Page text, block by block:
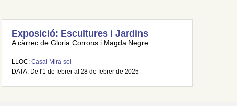
Exposició: Escultures i Jardins
A càrrec de Gloria Corrons i Magda Negre
LLOC: Casal Mira-sol
DATA: De l'1 de febrer al 28 de febrer de 2025